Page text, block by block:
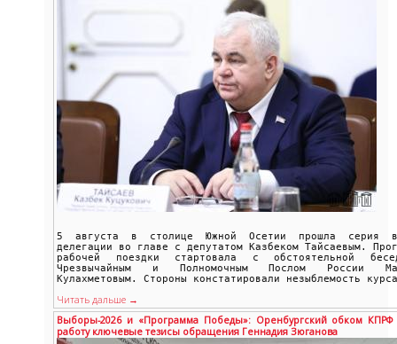
5 августа в столице Южной Осетии прошла серия
делегации во главе с депутатом Казбеком Тайсаевым.
рабочей поездки стартовала с обстоятельной
Чрезвычайным и Полномочным Послом России
Кулахметовым. Стороны констатировали незыблемость
Читать дальше →
Выборы-2026 и «Программа Победы»: Оренбургский обком КПРФ
работу ключевые тезисы обращения Геннадия Зюганова